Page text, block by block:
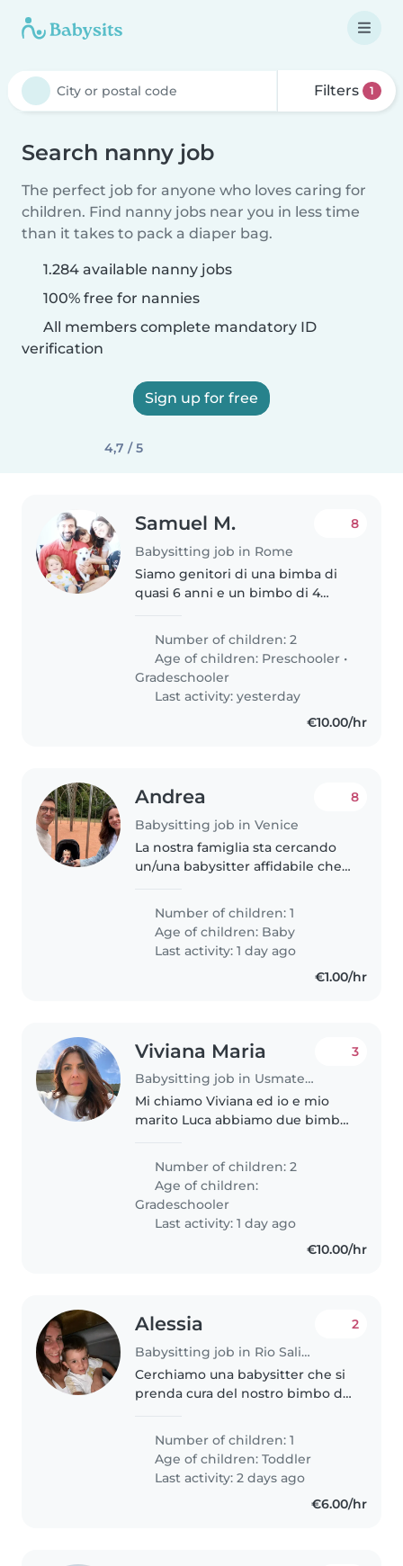
Filters 1
Search nanny job
The perfect job for anyone who loves caring for
children. Find nanny jobs near you in less time
than it takes to pack a diaper bag.
1.284 available nanny jobs
100% free for nannies
All members complete mandatory ID
verification
Sign up for free
4,7 / 5
Samuel M.
Babysitting job in Rome
8
Siamo genitori di una bimba di
quasi 6 anni e un bimbo di 4
rispettivamente una scuola
elementare e una scuola
dell'infanzia in zona Nuovo
Salario. Abbiamo bisogno..
Number of children: 2
Age of children: Preschooler •
Gradeschooler
Last activity: yesterday
€10.00/hr
Andrea
Babysitting job in Venice
8
La nostra famiglia sta cercando
un/una babysitter affidabile che
ideale dovrebbe essere a suo
agio con gli animali domestici...
Number of children: 1
Age of children: Baby
Last activity: 1 day ago
€1.00/hr
Viviana Maria
Babysitting job in Usmate Velate
3
Mi chiamo Viviana ed io e mio
marito Luca abbiamo due bimbi,
(anni ). Cerchiamo una tata che si
occupi di loro, dal mese di
novembre tendenzialmente..
Number of children: 2
Age of children:
Gradeschooler
Last activity: 1 day ago
€10.00/hr
Alessia
Babysitting job in Rio Saliceto
2
Cerchiamo una babysitter che si
prenda cura del nostro bimbo di
amante dei giochi all'aria aperta!
Deve essere a suo agio in cucina
per preparare pasti..
Number of children: 1
Age of children:Toddler
Last activity: 2 days ago
€6.00/hr